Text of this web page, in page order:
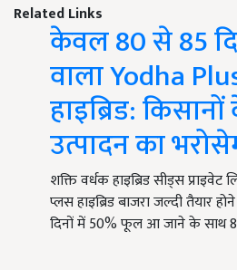
Related Links
केवल 80 से 85
वाला Yodha
हाइब्रिड:
उत्पादन का
शक्ति वर्धक हाइब्रिड सीड्स प्राइवेट
प्लस हाइब्रिड बाजरा जल्दी तैयार
दिनों में 50% फूल आ जाने के साथ